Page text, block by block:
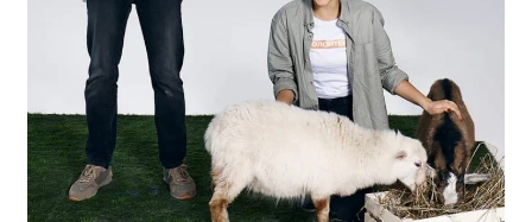
Региональная инновационная площадка
СВЕДЕНИЯ ОБ ОБРАЗОВАТЕЛЬНОЙ ОРГАНИЗАЦИИ
Основные сведения
Структура и органы управления образовательной
организацией
Документы